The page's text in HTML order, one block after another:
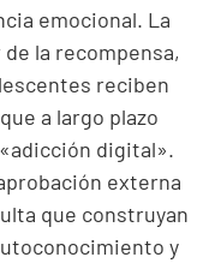
emocional. La
la recompensa,
reciben
a largo plazo
digital».
externa
que construyan
y